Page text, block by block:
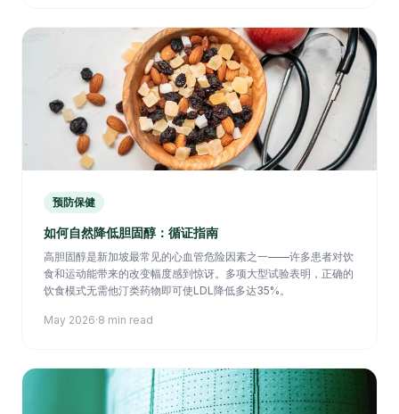
预防保健
如何自然降低胆固醇：循证指南
高胆固醇是新加坡最常见的心血管危险因素之一——许多患者对饮
食和运动能带来的改变幅度感到惊讶。多项大型试验表明，正确的
饮食模式无需他汀类药物即可使LDL降低多达35%。
May 2026·8 min read